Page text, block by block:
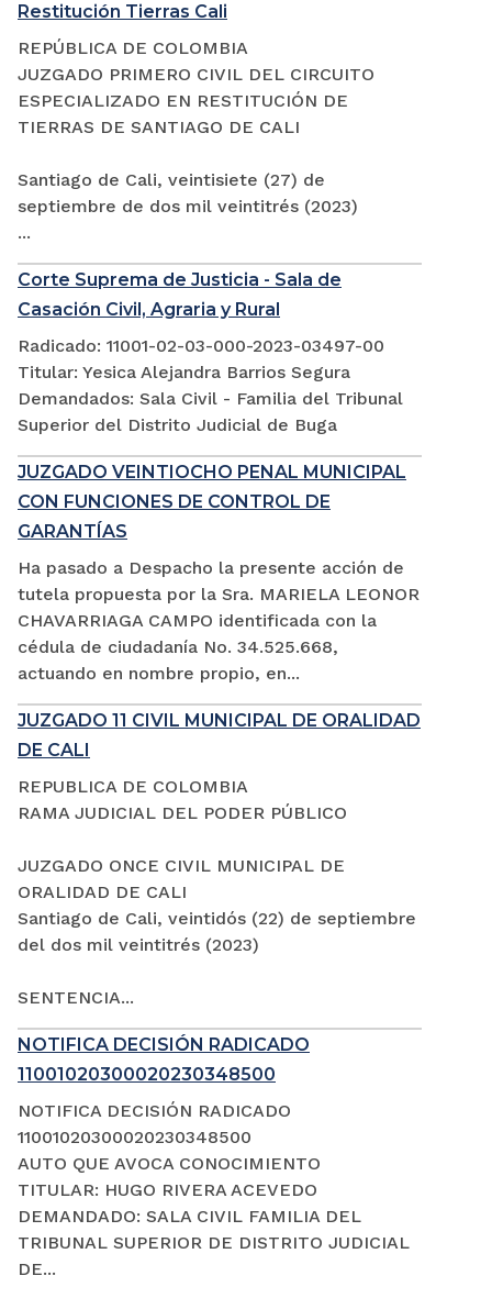
Restitución Tierras Cali
REPÚBLICA DE COLOMBIA
JUZGADO PRIMERO CIVIL DEL CIRCUITO
ESPECIALIZADO EN RESTITUCIÓN DE
TIERRAS DE SANTIAGO DE CALI
Santiago de Cali, veintisiete (27) de
septiembre de dos mil veintitrés (2023)
...
Corte Suprema de Justicia - Sala de
Casación Civil, Agraria y Rural
Radicado: 11001-02-03-000-2023-03497-00
Titular: Yesica Alejandra Barrios Segura
Demandados: Sala Civil - Familia del Tribunal
Superior del Distrito Judicial de Buga
JUZGADO VEINTIOCHO PENAL MUNICIPAL
CON FUNCIONES DE CONTROL DE
GARANTÍAS
Ha pasado a Despacho la presente acción de
tutela propuesta por la Sra. MARIELA LEONOR
CHAVARRIAGA CAMPO identificada con la
cédula de ciudadanía No. 34.525.668,
actuando en nombre propio, en...
JUZGADO 11 CIVIL MUNICIPAL DE ORALIDAD
DE CALI
REPUBLICA DE COLOMBIA
RAMA JUDICIAL DEL PODER PÚBLICO
JUZGADO ONCE CIVIL MUNICIPAL DE
ORALIDAD DE CALI
Santiago de Cali, veintidós (22) de septiembre
del dos mil veintitrés (2023)
SENTENCIA...
NOTIFICA DECISIÓN RADICADO
11001020300020230348500
NOTIFICA DECISIÓN RADICADO
11001020300020230348500
AUTO QUE AVOCA CONOCIMIENTO
TITULAR: HUGO RIVERA ACEVEDO
DEMANDADO: SALA CIVIL FAMILIA DEL
TRIBUNAL SUPERIOR DE DISTRITO JUDICIAL
DE...